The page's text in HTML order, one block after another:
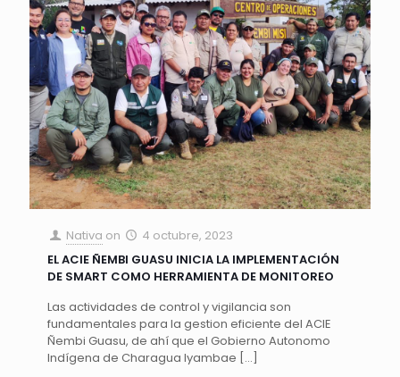
Nativa on
4 octubre, 2023
EL ACIE ÑEMBI GUASU INICIA LA IMPLEMENTACIÓN
DE SMART COMO HERRAMIENTA DE MONITOREO
Las actividades de control y vigilancia son
fundamentales para la gestion eficiente del ACIE
Ñembi Guasu, de ahí que el Gobierno Autonomo
Indígena de Charagua Iyambae […]